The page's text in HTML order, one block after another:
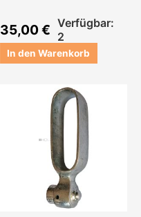
35,00€ Verfügbar:
2
In den Warenkorb